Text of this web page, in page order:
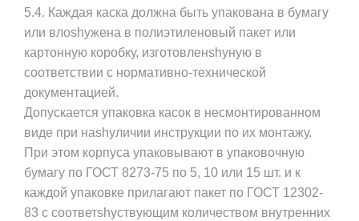
5.4. Каждая каска должна быть упакована в бумагу
или влоshyжена в полиэтиленовый пакет или
картонную коробку, изготовленshyную в
соответствии с нормативно-технической
документацией.
Допускается упаковка касок в несмонтированном
виде при наshyличии инструкции по их монтажу.
При этом корпуса упаковывают в упаковочную
бумагу по ГОСТ 8273-75 по 5, 10 или 15 шт. и к
каждой упаковке прилагают пакет по ГОСТ 12302-
83 с соответshyствующим количеством внутренних